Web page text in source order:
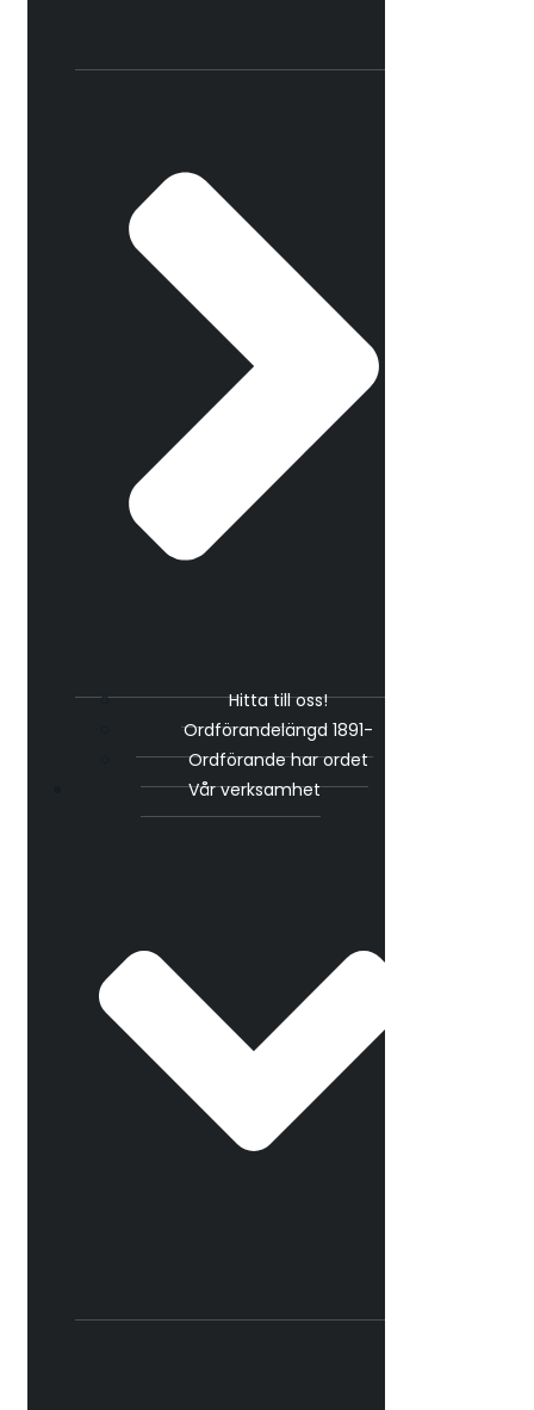
Hitta till oss!
Ordförandelängd 1891-
Ordförande har ordet
Vår verksamhet